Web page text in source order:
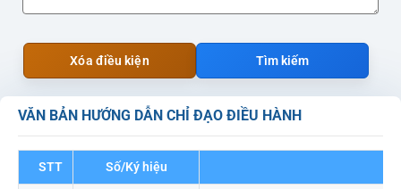
VĂN BẢN HƯỚNG DẪN CHỈ ĐẠO ĐIỀU HÀNH
STT Số/Ký hiệu
Xóa điều kiện Tìm kiếm